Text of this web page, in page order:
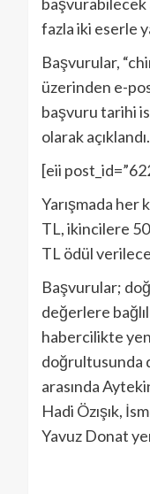
fazla iki eserle
Başvurular,
üzerinden e-
başvuru tarihi
olarak açıklandı.
[eii
Yarışmada her
TL, ikincilere
TL ödül
Başvurular;
değerlere
habercilikte
doğrultusunda
arasında
Hadi Özışık,
Yavuz Donat